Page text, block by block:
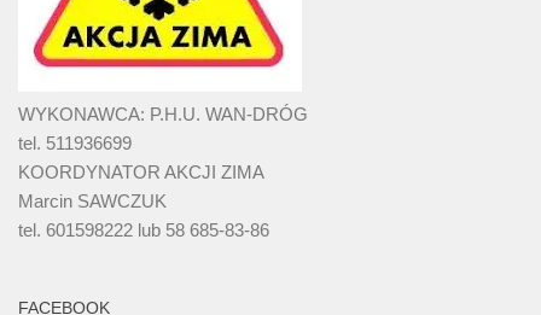
WYKONAWCA: P.H.U. WAN-DRÓG
tel. 511936699
KOORDYNATOR AKCJI ZIMA
Marcin SAWCZUK
tel. 601598222 lub 58 685-83-86
FACEBOOK